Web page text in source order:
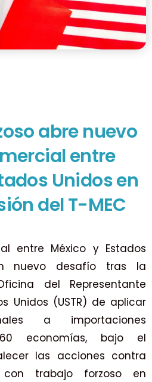
abre nuevo
entre
Unidos en
del T-MEC
entre México y Estados
nuevo desafío tras la
del Representante
Unidos (USTR) de aplicar
a importaciones
economías, bajo el
las acciones contra
con trabajo forzoso en